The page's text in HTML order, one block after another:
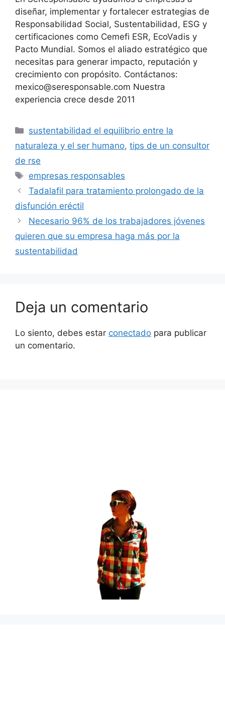
(Twitter)
diseñar, implementar y fortalecer estrategias de
Responsabilidad Social, Sustentabilidad, ESG y
certificaciones como Cemefi ESR, EcoVadis y
Pacto Mundial. Somos el aliado estratégico que
necesitas para generar impacto, reputación y
crecimiento con propósito. Contáctanos:
mexico@seresponsable.com Nuestra
experiencia crece desde 2011
Categorías
sustentabilidad el equilibrio entre la
naturaleza y el ser humano, tips de un consultor
de rse
Etiquetas
empresas responsables
Tadalafil para tratamiento prolongado de la
disfunción eréctil
Necesario 96% de los trabajadores jóvenes
quieren que su empresa haga más por la
sustentabilidad
Deja un comentario
Lo siento, debes estar conectado para publicar
un comentario.